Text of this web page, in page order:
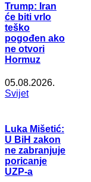
Trump: Iran
će biti vrlo
teško
pogođen ako
ne otvori
Hormuz
05.08.2026.
Svijet
Luka Mišetić:
U BiH zakon
ne zabranjuje
poricanje
UZP-a